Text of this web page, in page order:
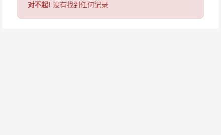
对不起! 没有找到任何记录